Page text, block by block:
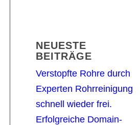
NEUESTE
BEITRÄGE
Verstopfte Rohre durch
Experten Rohrreinigung
schnell wieder frei.
Erfolgreiche Domain-